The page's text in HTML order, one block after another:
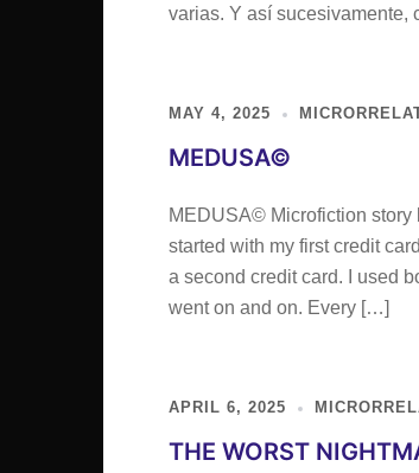
varias. Y así sucesivamente,
MAY 4, 2025
MEDUSA©
MEDUSA© Microfiction story
started with my first credit
a second credit card. I used
went on and on. Every […]
APRIL 6, 2025
THE WORST